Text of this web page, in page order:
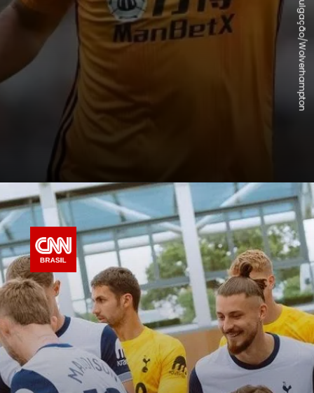
Divulgação/Wolverhampton